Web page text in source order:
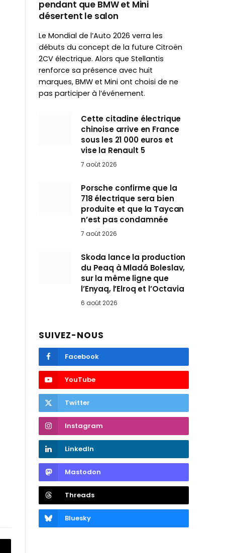
pendant que BMW et Mini
désertent le salon
Le Mondial de l’Auto 2026 verra les
débuts du concept de la future Citroën
2CV électrique. Alors que Stellantis
renforce sa présence avec huit
marques, BMW et Mini ont choisi de ne
pas participer à l’événement.
Cette citadine électrique
chinoise arrive en France
sous les 21 000 euros et
vise la Renault 5
7 août 2026
Porsche confirme que la
718 électrique sera bien
produite et que la Taycan
n’est pas condamnée
7 août 2026
Skoda lance la production
du Peaq à Mladá Boleslav,
sur la même ligne que
l’Enyaq, l’Elroq et l’Octavia
6 août 2026
SUIVEZ-NOUS
Facebook
YouTube
Twitter
Instagram
LinkedIn
Mastodon
Threads
Bluesky